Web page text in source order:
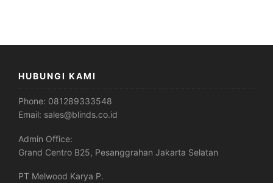
HUBUNGI KAMI
Phone: 081289333548
Email: sales@blinds.co.id
Admin Office:
Grand Centro B25, Pesanggrahan Jakarta Selatan
PT Melwood Karya P.